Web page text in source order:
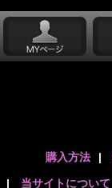
購入方法 |
| 当サイトについて